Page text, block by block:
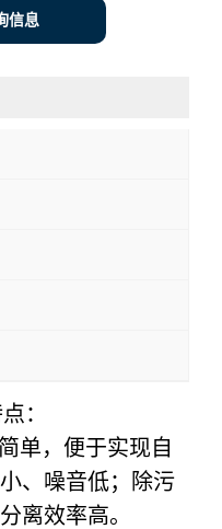
信息
：
单，便于实现自
、噪音低；除污
离效率高。